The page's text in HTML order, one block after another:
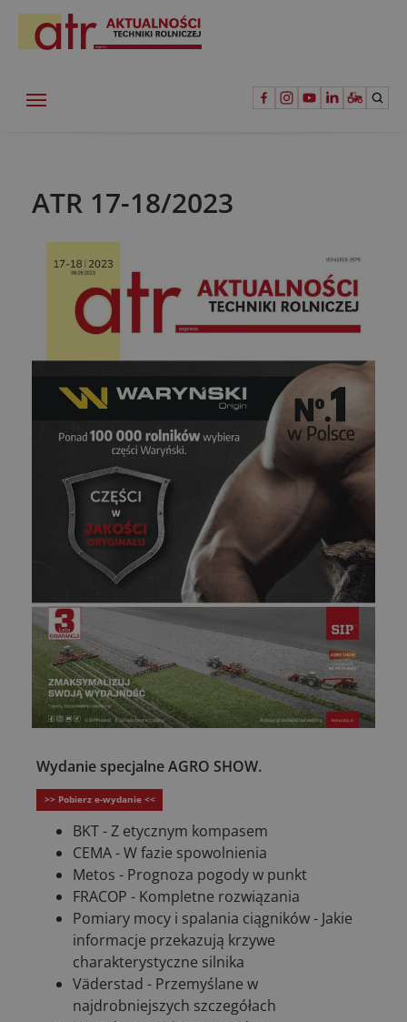
ATR 17-18/2023
Wydanie specjalne AGRO SHOW.
>> Pobierz e-wydanie <<
BKT - Z etycznym kompasem
CEMA - W fazie spowolnienia
Metos - Prognoza pogody w punkt
FRACOP - Kompletne rozwiązania
Pomiary mocy i spalania ciągników - Jakie
informacje przekazują krzywe
charakterystyczne silnika
Väderstad - Przemyślane w
najdrobniejszych szczegółach